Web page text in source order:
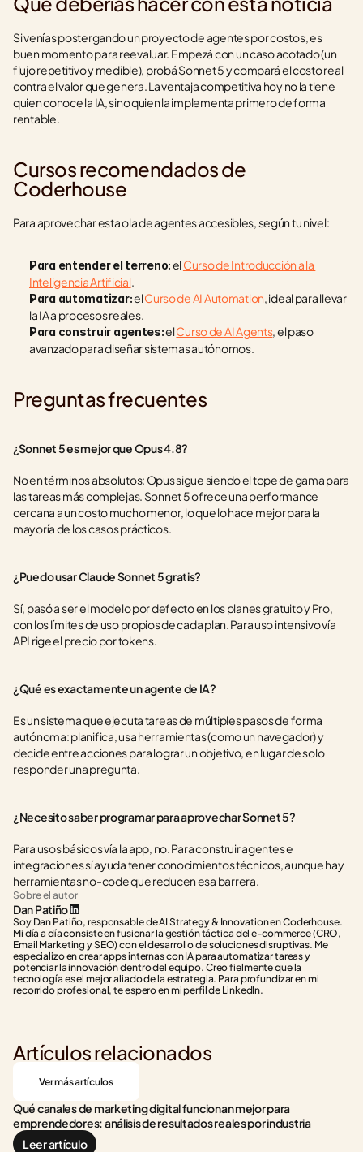
Si venías postergando un proyecto de agentes por costos, es
buen momento para reevaluar. Empezá con un caso acotado (un
flujo repetitivo y medible), probá Sonnet 5 y compará el costo real
contra el valor que genera. La ventaja competitiva hoy no la tiene
quien conoce la IA, sino quien la implementa primero de forma
rentable.
Cursos recomendados de
Coderhouse
Para aprovechar esta ola de agentes accesibles, según tu nivel:
Para entender el terreno: el Curso de Introducción a la
Inteligencia Artificial.
Para automatizar: el Curso de AI Automation, ideal para llevar
la IA a procesos reales.
Para construir agentes: el Curso de AI Agents, el paso
avanzado para diseñar sistemas autónomos.
Preguntas frecuentes
¿Sonnet 5 es mejor que Opus 4.8?
No en términos absolutos: Opus sigue siendo el tope de gama para
las tareas más complejas. Sonnet 5 ofrece una performance
cercana a un costo mucho menor, lo que lo hace mejor para la
mayoría de los casos prácticos.
¿Puedo usar Claude Sonnet 5 gratis?
Sí, pasó a ser el modelo por defecto en los planes gratuito y Pro,
con los límites de uso propios de cada plan. Para uso intensivo vía
API rige el precio por tokens.
¿Qué es exactamente un agente de IA?
Es un sistema que ejecuta tareas de múltiples pasos de forma
autónoma: planifica, usa herramientas (como un navegador) y
decide entre acciones para lograr un objetivo, en lugar de solo
responder una pregunta.
¿Necesito saber programar para aprovechar Sonnet 5?
Para usos básicos vía la app, no. Para construir agentes e
integraciones sí ayuda tener conocimientos técnicos, aunque hay
herramientas no-code que reducen esa barrera.
Sobre el autor
Dan Patiño
Soy Dan Patiño, responsable de AI Strategy & Innovation en Coderhouse.
Mi día a día consiste en fusionar la gestión táctica del e-commerce (CRO,
Email Marketing y SEO) con el desarrollo de soluciones disruptivas. Me
especializo en crear apps internas con IA para automatizar tareas y
potenciar la innovación dentro del equipo. Creo fielmente que la
tecnología es el mejor aliado de la estrategia. Para profundizar en mi
recorrido profesional, te espero en mi perfil de LinkedIn.
Artículos relacionados
Ver más artículos
Qué canales de marketing digital funcionan mejor para
emprendedores: análisis de resultados reales por industria
Leer artículo